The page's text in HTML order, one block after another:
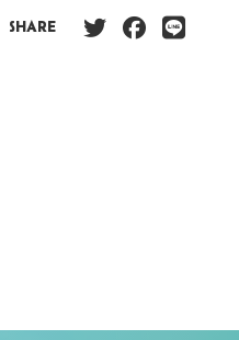
SHARE